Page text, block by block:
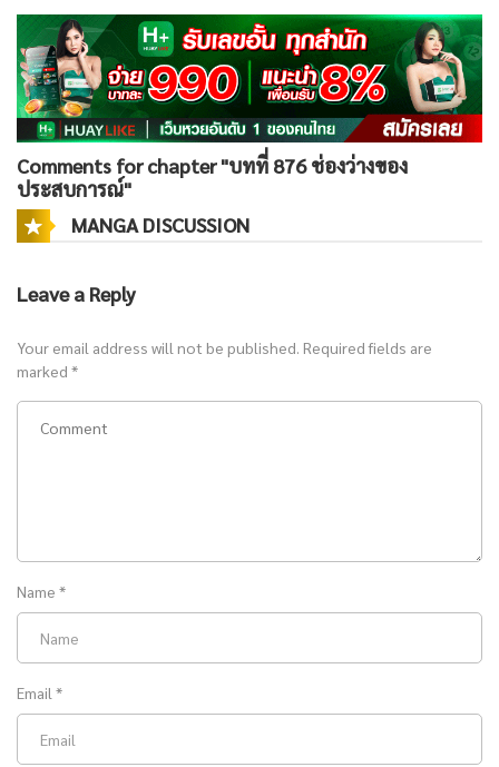
Comments for chapter "บทที่ 876 ช่องว่างของ
ประสบการณ์"
MANGA DISCUSSION
Leave a Reply
Your email address will not be published. Required fields are
marked *
Name *
Email *